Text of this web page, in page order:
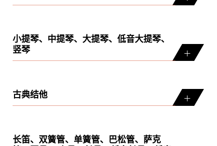
小提琴、中提琴、大提琴、低音大提琴、
竖琴
古典结他
长笛、双簧管、单簧管、巴松管、萨克